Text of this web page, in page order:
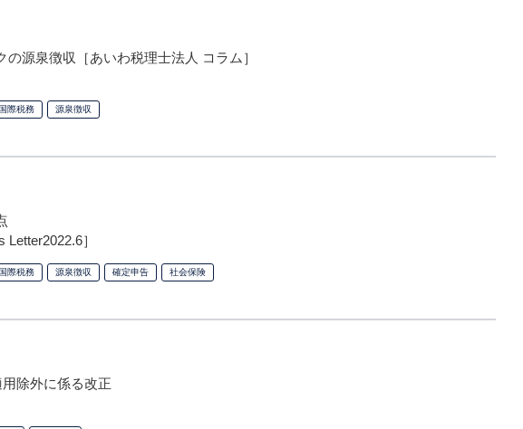
源泉徴収［あいわ税理士法人 コラム］
国際税務 源泉徴収
Letter2022.6］
国際税務 源泉徴収 確定申告 社会保険
除外に係る改正